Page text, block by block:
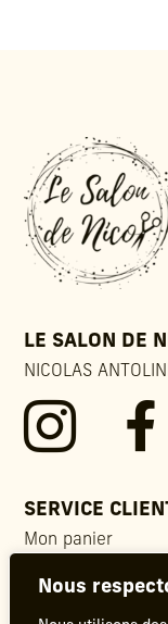
Nous
LE SALON DE
NICOLAS
 
SERVICE
Mon panier
FAQ